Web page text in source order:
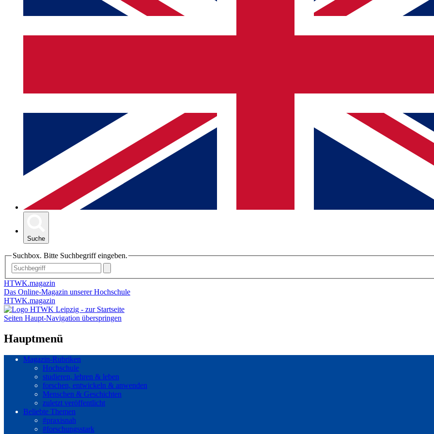
Suche
Suchbox. Bitte Suchbegriff eingeben.
HTWK.magazin
Das Online-Magazin unserer Hochschule
HTWK.magazin
Seiten Haupt-Navigation überspringen
Hauptmenü
Magazin-Rubriken
Hochschule
studieren, lehren & leben
forschen, entwickeln & anwenden
Menschen & Geschichten
zuletzt veröffentlicht
Beliebte Themen
#praxisnah
#forschungsstark